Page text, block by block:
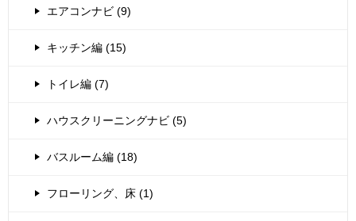
エアコンナビ (9)
キッチン編 (15)
トイレ編 (7)
ハウスクリーニングナビ (5)
バスルーム編 (18)
フローリング、床 (1)